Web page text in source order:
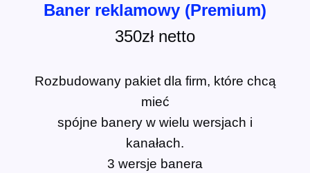
Baner reklamowy (Premium)
350zł netto
Rozbudowany pakiet dla firm, które chcą
mieć
spójne banery w wielu wersjach i
kanałach.
3 wersje banera